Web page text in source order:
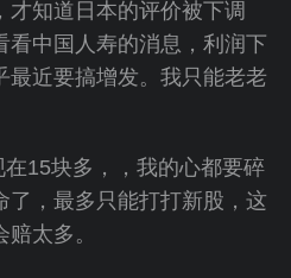
才知道日本的评价被下调
看中国人寿的消息，利润下
最近要搞增发。我只能老老
15块多，，我的心都要碎
了，最多只能打打新股，这
太多。